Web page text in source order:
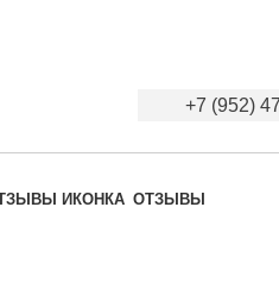
+7 (952)
ОТЗЫВЫ